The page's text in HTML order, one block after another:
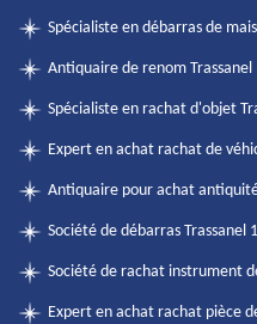
Spécialiste en débarras de
Antiquaire de renom Trassanel
Spécialiste en rachat d'objet
Expert en achat rachat de
Antiquaire pour achat
Société de débarras Trassanel
Société de rachat instrument
Expert en achat rachat pièce